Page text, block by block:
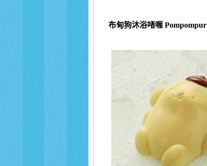
布甸狗沐浴啫喱